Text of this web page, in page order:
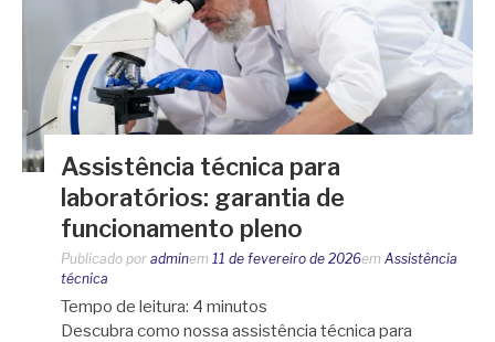
Assistência técnica para
laboratórios: garantia de
funcionamento pleno
Publicado por adminem 11 de fevereiro de 2026em Assistência
técnica
Tempo de leitura: 4 minutos
Descubra como nossa assistência técnica para